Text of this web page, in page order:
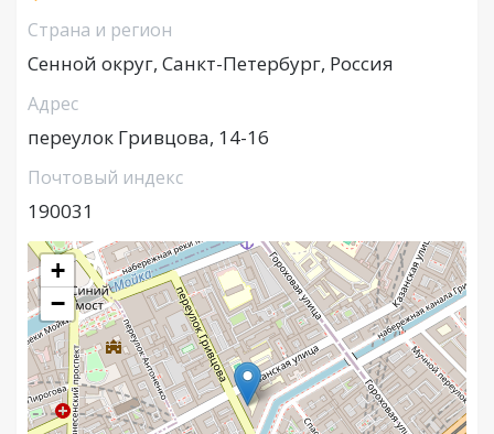
Страна и регион
Сенной округ, Санкт-Петербург, Россия
Адрес
переулок Гривцова, 14-16
Почтовый индекс
190031
+
−